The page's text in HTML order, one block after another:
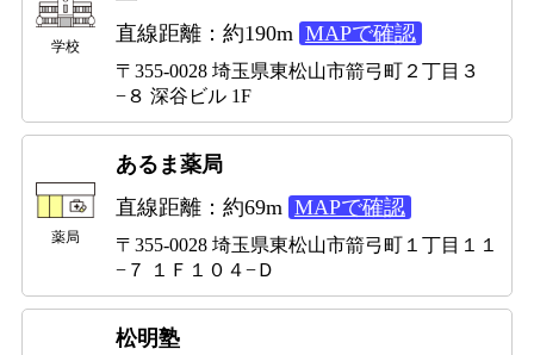
学校
直線距離：約190m MAPで確認
〒355-0028 埼玉県東松山市箭弓町２丁目３
−８ 深谷ビル 1F
薬局
あるま薬局
直線距離：約69m MAPで確認
〒355-0028 埼玉県東松山市箭弓町１丁目１１
−７ １Ｆ１０４−Ｄ
松明塾